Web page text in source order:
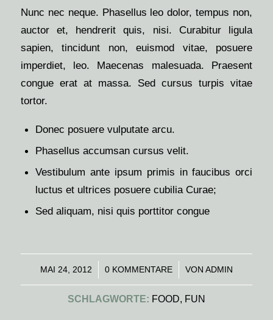
Nunc nec neque. Phasellus leo dolor, tempus non,
auctor et, hendrerit quis, nisi. Curabitur ligula
sapien, tincidunt non, euismod vitae, posuere
imperdiet, leo. Maecenas malesuada. Praesent
congue erat at massa. Sed cursus turpis vitae
tortor.
Donec posuere vulputate arcu.
Phasellus accumsan cursus velit.
Vestibulum ante ipsum primis in faucibus orci
luctus et ultrices posuere cubilia Curae;
Sed aliquam, nisi quis porttitor congue
MAI 24, 2012
/ 0 KOMMENTARE
/ VON ADMIN
SCHLAGWORTE: FOOD, FUN